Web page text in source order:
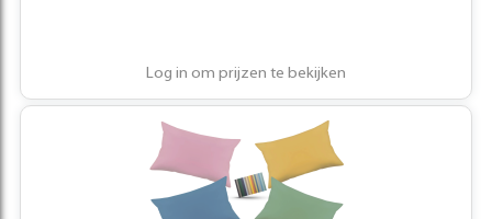
Log in om prijzen te bekijken